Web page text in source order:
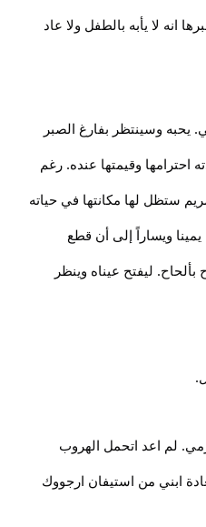
انه لا يأبه بالطفل ولا عاد
يحبه وسينتظر بفارغ الصبر
احترامها وقيمتها عنده. رغم
ستظل لها مكانتها في حياته
ويساراً إلى أن قطع
ليفتح عيناه وينظر
لم اعد اتحمل الهروب
ابني من استيفان ارجووك